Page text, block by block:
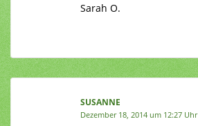
Sarah O.
SUSANNE
Dezember 18, 2014 um 12:27 Uhr